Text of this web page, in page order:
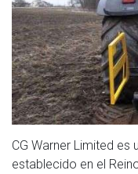
CG Warner Limited
establecido en el